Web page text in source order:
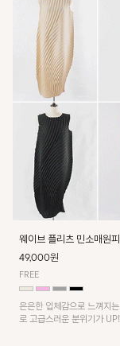
웨이브 플리츠 민소매원
49,000원
FREE
은은한 입체감으로 느껴지
로 고급스러운 분위기가